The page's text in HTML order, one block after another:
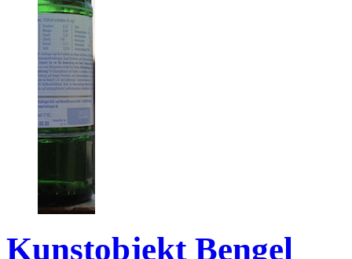
Kunstobjekt Bengel